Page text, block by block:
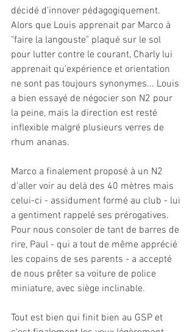
décidé d'innover pédagogiquement.
Alors que Louis apprenait par Marco à
"faire la langouste" plaqué sur le sol
pour lutter contre le courant, Charly lui
apprenait qu'expérience et orientation
ne sont pas toujours synonymes... Louis
a bien essayé de négocier son N2 pour
la peine, mais la direction est resté
inflexible malgré plusieurs verres de
rhum ananas.
Marco a finalement proposé à un N2
d'aller voir au delà des 40 mètres mais
celui-ci - assidument formé au club - lui
a gentiment rappelé ses prérogatives.
Pour nous consoler de tant de barres de
rire, Paul - qui a tout de même apprécié
les copains de ses parents - a accepté
de nous prêter sa voiture de police
miniature, avec siège inclinable.
Tout est bien qui finit bien au GSP et